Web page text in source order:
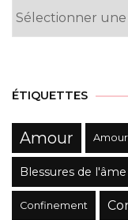
ÉTIQUETTES
Amour
Blessures de l'âme
Confinement